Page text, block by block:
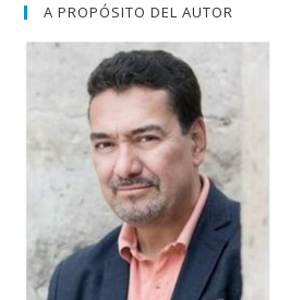
A PROPÓSITO DEL AUTOR